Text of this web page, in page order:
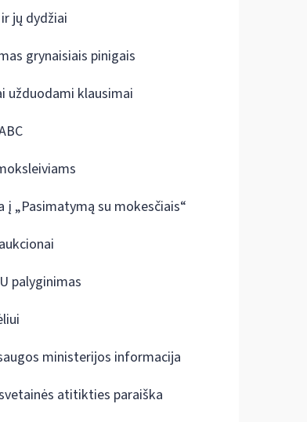
jų dydžiai
grynaisiais pinigais
užduodami klausimai
į „Pasimatymą su mokesčiais“
palyginimas
ministerijos informacija
atitikties paraiška